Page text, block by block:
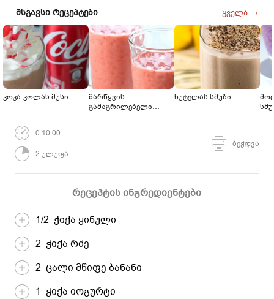
მსგავსი რეცეპტები ყველა →
კოკა-კოლას მუსი
მარწყვის
გამაგრილებელი
ნუტელას სმუზი
0:10:00
2 ულუფა
ბეჭდვა
რეცეპტის ინგრედიენტები
1/2 ჭიქა ყინული
2 ჭიქა რძე
2 ცალი მწიფე ბანანი
1 ჭიქა იოგურტი